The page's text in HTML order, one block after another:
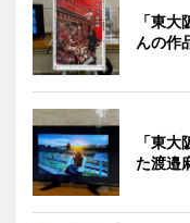
「東
んの作
「東
た渡邉